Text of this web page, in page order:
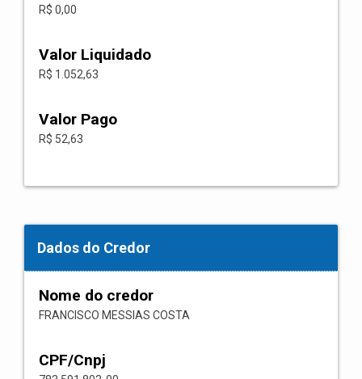
R$ 0,00
Valor Liquidado
R$ 1.052,63
Valor Pago
R$ 52,63
Dados do Credor
Nome do credor
FRANCISCO MESSIAS COSTA
CPF/Cnpj